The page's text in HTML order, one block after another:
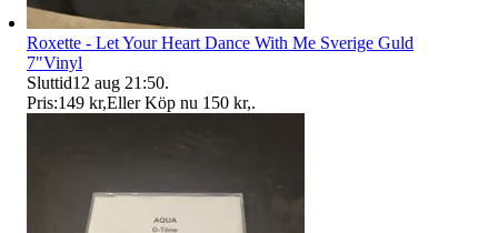
Roxette - Let Your Heart Dance With Me Sverige Guld
7"Vinyl
Sluttid12 aug 21:50.
Pris:149 kr,Eller Köp nu 150 kr,.